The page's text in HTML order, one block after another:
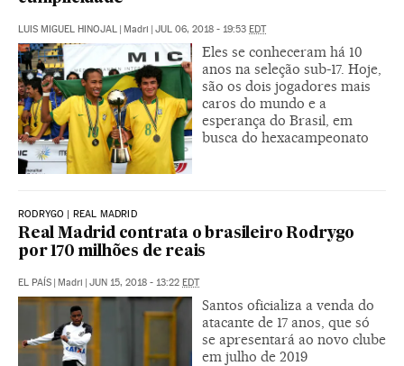
LUIS MIGUEL HINOJAL | Madri | JUL 06, 2018 - 19:53 EDT
Eles se conheceram há 10
anos na seleção sub-17. Hoje,
são os dois jogadores mais
caros do mundo e a
esperança do Brasil, em
busca do hexacampeonato
RODRYGO | REAL MADRID
Real Madrid contrata o brasileiro Rodrygo
por 170 milhões de reais
EL PAÍS | Madri | JUN 15, 2018 - 13:22 EDT
Santos oficializa a venda do
atacante de 17 anos, que só
se apresentará ao novo clube
em julho de 2019